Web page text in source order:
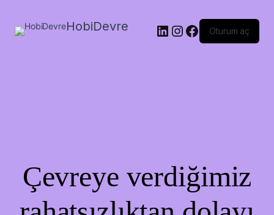
HobiDevre LinkedIn
Instagram
Facebook
Oturum aç
Çevreye verdiğimiz